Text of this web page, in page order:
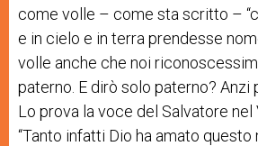
come volle – come sta scritto –
e in cielo e in terra prendesse
volle anche che noi
paterno. E dirò solo paterno? Anzi
Lo prova la voce del Salvatore nel
“Tanto infatti Dio ha amato questo